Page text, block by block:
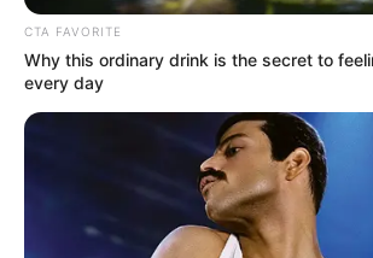
Penulis:mira |15 Juli 2022
Saat memilih untuk membangun atau
ingin membuat rumah senyaman mungkin.
adalah menyematkan unsur alami dari alam
bagian di dalam rumah.
CTA FAVORITE
Why this ordinary drink is the secret to
every day